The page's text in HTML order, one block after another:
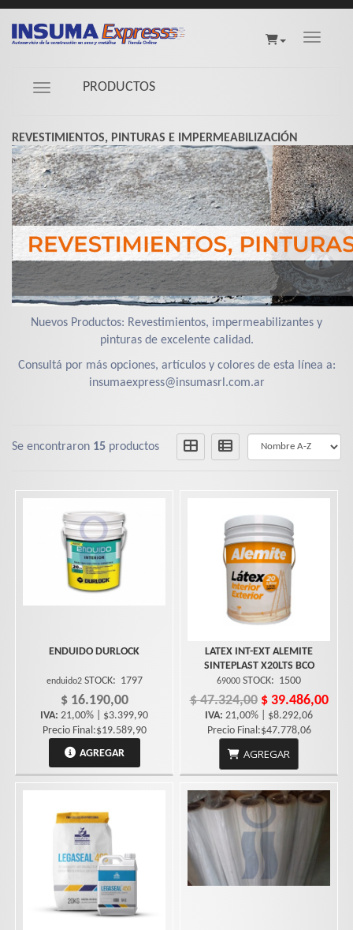
Toggle
Navigation ein-/ausblenden
PRODUCTOS
REVESTIMIENTOS, PINTURAS E IMPERMEABILIZACIÓN
Nuevos Productos: Revestimientos, impermeabilizantes y
pinturas de excelente calidad.
Consultá por más opciones, artículos y colores de esta línea a:
insumaexpress@insumasrl.com.ar
Se encontraron 15 productos
ENDUIDO DURLOCK
enduido2 STOCK: 1797
$ 16.190,00
IVA: 21,00% | $3.399,90
Precio Final:$19.589,90
AGREGAR
LATEX INT-EXT ALEMITE
SINTEPLAST X20LTS BCO
69000 STOCK: 1500
$ 47.324,00 $ 39.486,00
IVA: 21,00% | $8.292,06
Precio Final:$47.778,06
AGREGAR